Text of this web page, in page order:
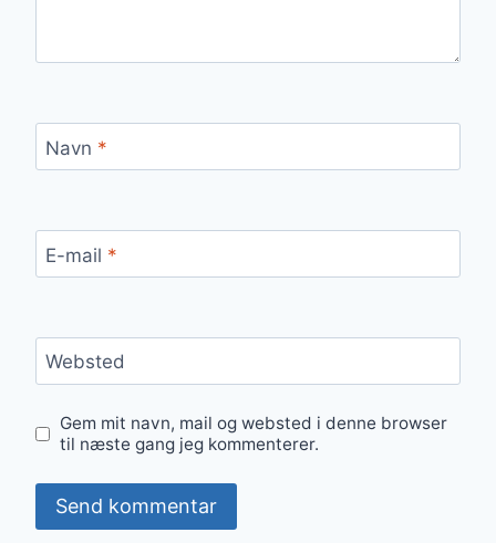
Navn *
E-mail *
Websted
Gem mit navn, mail og websted i denne browser
til næste gang jeg kommenterer.